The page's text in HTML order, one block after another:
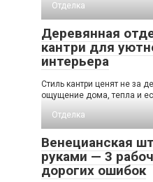
Отделка
Деревянная
кантри для
интерьера
Стиль кантри ценят не за
ощущение дома, тепла и
Отделка
Венецианская
руками — 3
дорогих ошибок